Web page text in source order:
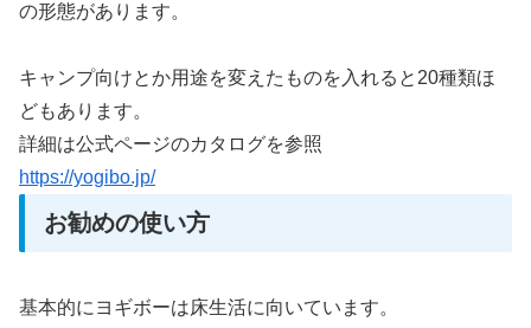
の形態があります。
キャンプ向けとか用途を変えたものを入れると20種類ほ
どもあります。
詳細は公式ページのカタログを参照
https://yogibo.jp/
お勧めの使い方
基本的にヨギボーは床生活に向いています。